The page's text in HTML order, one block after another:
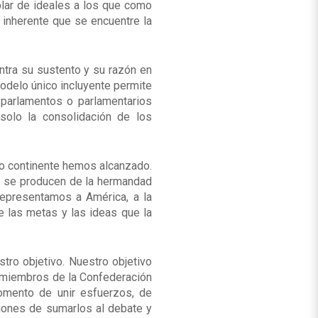
de ideales a los que como
que se encuentre la
su sustento y su razón en
único incluyente permite
o parlamentarios
la consolidación de los
continente hemos alcanzado.
producen de la hermandad
a América, a la
las metas y las ideas que la
objetivo. Nuestro objetivo
de la Confederación
de unir esfuerzos, de
de sumarlos al debate y